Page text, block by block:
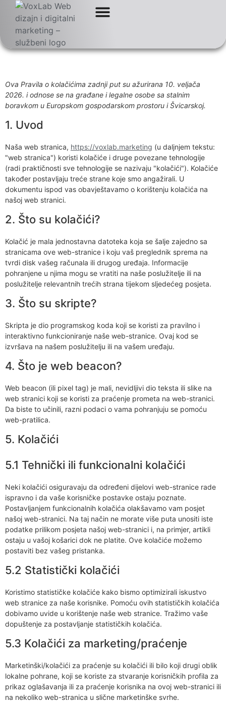
Politika kolačića
Ova Pravila o kolačićima zadnji put su ažurirana 10. veljača
2026. i odnose se na građane i legalne osobe sa stalnim
boravkom u Europskom gospodarskom prostoru i Švicarskoj.
1. Uvod
Naša web stranica, https://voxlab.marketing (u daljnjem tekstu:
"web stranica") koristi kolačiće i druge povezane tehnologije
(radi praktičnosti sve tehnologije se nazivaju "kolačići"). Kolačiće
također postavljaju treće strane koje smo angažirali. U
dokumentu ispod vas obavještavamo o korištenju kolačića na
našoj web stranici.
2. Što su kolačići?
Kolačić je mala jednostavna datoteka koja se šalje zajedno sa
stranicama ove web-stranice i koju vaš preglednik sprema na
tvrdi disk vašeg računala ili drugog uređaja. Informacije
pohranjene u njima mogu se vratiti na naše poslužitelje ili na
poslužitelje relevantnih trećih strana tijekom sljedećeg posjeta.
3. Što su skripte?
Skripta je dio programskog koda koji se koristi za pravilno i
interaktivno funkcioniranje naše web-stranice. Ovaj kod se
izvršava na našem poslužitelju ili na vašem uređaju.
4. Što je web beacon?
Web beacon (ili pixel tag) je mali, nevidljivi dio teksta ili slike na
web stranici koji se koristi za praćenje prometa na web-stranici.
Da biste to učinili, razni podaci o vama pohranjuju se pomoću
web-pratilica.
5. Kolačići
5.1 Tehnički ili funkcionalni kolačići
Neki kolačići osiguravaju da određeni dijelovi web-stranice rade
ispravno i da vaše korisničke postavke ostaju poznate.
Postavljanjem funkcionalnih kolačića olakšavamo vam posjet
našoj web-stranici. Na taj način ne morate više puta unositi iste
podatke prilikom posjeta našoj web-stranici i, na primjer, artikli
ostaju u vašoj košarici dok ne platite. Ove kolačiće možemo
postaviti bez vašeg pristanka.
5.2 Statistički kolačići
Koristimo statističke kolačiće kako bismo optimizirali iskustvo
web stranice za naše korisnike. Pomoću ovih statističkih kolačića
dobivamo uvide u korištenje naše web stranice. Tražimo vaše
dopuštenje za postavljanje statističkih kolačića.
5.3 Kolačići za marketing/praćenje
Marketinški/kolačići za praćenje su kolačići ili bilo koji drugi oblik
lokalne pohrane, koji se koriste za stvaranje korisničkih profila za
prikaz oglašavanja ili za praćenje korisnika na ovoj web-stranici ili
na nekoliko web-stranica u slične marketinške svrhe.